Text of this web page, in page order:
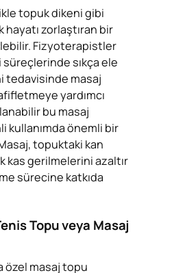
topuk dikeni gibi
zorlaştıran bir
Fizyoterapistler
sıkça ele
tedavisinde masaj
yardımcı
bu masaj
kullanımda önemli bir
topuktaki kan
kas gerilmelerini azaltır
sürecine katkıda
Topu veya Masaj
özel masaj topu